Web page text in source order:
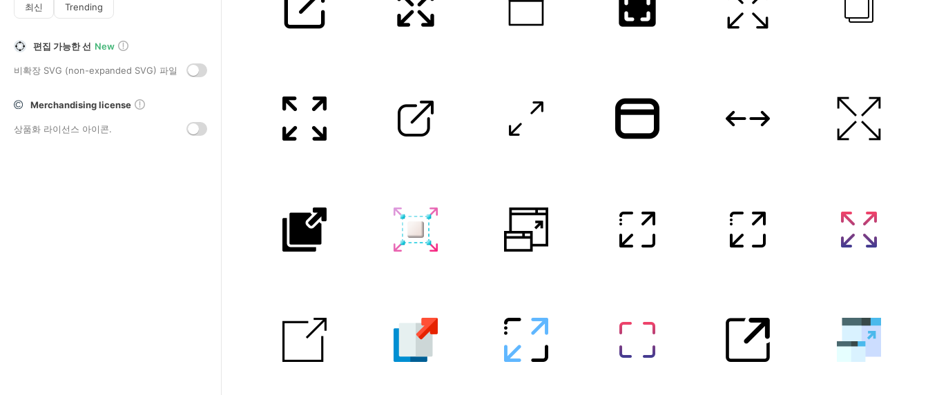
최신 Trending
편집 가능한 선 New
비확장 SVG (non-expanded SVG) 파일
Merchandising license
상품화 라이선스 아이콘.